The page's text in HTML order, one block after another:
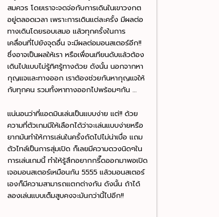
สมควร โดยเราจะจดจ่อกับการเดินในเขาวงกต
อยู่ตลอดเวลา เพราะการเดินแต่ละครั้ง มีผลต่อ
ทางเดินโดยรอบเสมอ แล้วทุกครั้งในการ
เคลื่อนที่ไปยังจุดอื่น จะมีผลต่อมอนสเตอร์อีก!!
ซึ่งอาจเป็นผลให้เรา หรือเพื่อนเทียนดับแล้วต้อง
เดินไปแบบไม่รู้ทิศรู้ทางด้วย ดังนั้น นอกจากหา
กุญแจและทางออก เราต้องช่วยกันหากุญแจให้
กับทุกคน รวมทั้งหาทางออกไปพร้อมๆกัน …
แน่นอนว่าที่แอดมินเล่นเป็นแบบง่าย แต่!! ด้วย
ความที่ตัวเกมมีให้เลือกได้ว่าจะเล่นแบบง่ายหรือ
ยากมันทำให้การเล่นในครั้งถัดไปไม่น่าเบื่อ แถม
ตัวไทล์เป็นการสุ่มเปิด ก็เลยมีความดวงนิดๆใน
การเล่นเกมนี้ ทำให้รู้สึกอยากกรี๊ดออกมาพอเปิด
เจอมอนสเตอร์เหมือนกัน 5555 แล้วมอนสเตอร์
เองก็มีความสามารถแตกต่างกัน ดังนั้น ถ้าได้
ลองเล่นแบบเต็มสูบคงจะมันกว่านี้ไปอีก!!